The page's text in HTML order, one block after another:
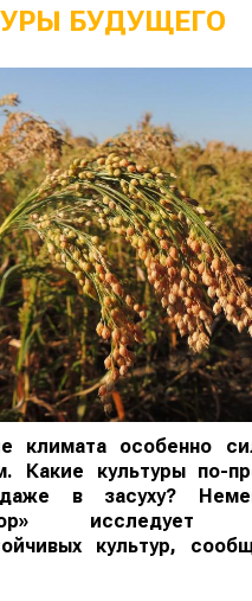
БУДУЩЕГО
климата особенно
Какие культуры по-
в засуху?
исследует
культур,